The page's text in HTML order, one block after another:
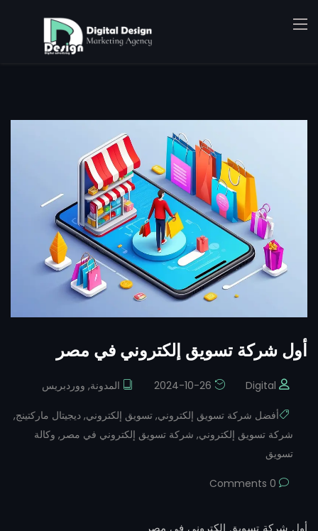
أول شركة تسويق إلكتروني في مصر
Digital المدونة, ووردبريس
أفضل شركة تسويق إلكتروني, تسويق إلكتروني, ديجيتال ماركتينج,
شركة تسويق إلكتروني, شركة تسويق إلكتروني في مصر , وكالة
تسويق